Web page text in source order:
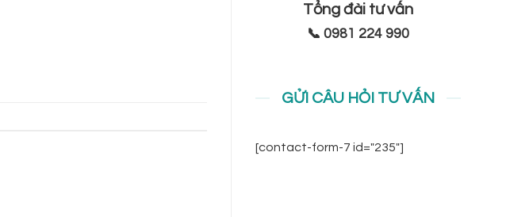
Tổng đài tư vấn
📞 0981 224 990
GỬI CÂU HỎI TƯ VẤN
[contact-form-7 id="235"]